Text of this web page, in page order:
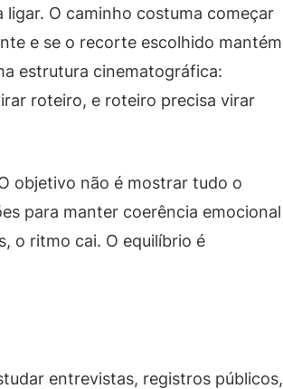
ligar. O caminho costuma começar
e se o recorte escolhido mantém
estrutura cinematográfica:
roteiro, e roteiro precisa virar
objetivo não é mostrar tudo o
para manter coerência emocional
o ritmo cai. O equilíbrio é
entrevistas, registros públicos,